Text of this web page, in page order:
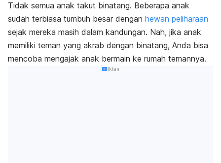
Tidak semua anak takut binatang. Beberapa anak
sudah terbiasa tumbuh besar dengan hewan peliharaan
sejak mereka masih dalam kandungan. Nah, jika anak
memiliki teman yang akrab dengan binatang, Anda bisa
mencoba mengajak anak bermain ke rumah temannya.
Iklan